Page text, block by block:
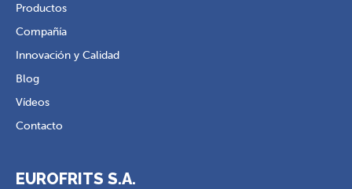
Productos
Compañía
Innovación y Calidad
Blog
Vídeos
Contacto
EUROFRITS S.A.